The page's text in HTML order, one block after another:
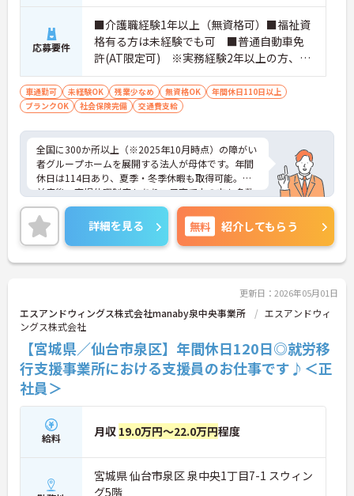
応募要件
■介護職経験1年以上（無資格可）■福祉資
格有る方は未経験でも可 ■普通自動車免
許(AT限定可) ※実務経験2年以上の方、障
がい者福祉に関する経験をお持ちの方大歓
迎
車通勤可 未経験OK 残業少なめ 無資格OK
年間休日110日以上
ブランクOK
社会保険完備 交通費支給
全国に300か所以上（※2025年10月時点）の障がい
者グループホームを展開する法人が母体です。年間
休日は114日あり、夏季・冬季休暇も取得可能。産
前産後・育児休暇制度もあり、子育て中の方も多数
活躍中で、ワークライフバランスを大切にしながら
働ける環境が整っています。研修制度や外部勉強会
の受講支援もあり、スキルアップもしっかりサポー
ト。将来的には管理者やエリアマネージャーへのキ
ャリアアップも目指せます。20代から60代まで幅広
の職場です。介護経験を活かしたい方、福祉の資格
をお持ちの方、安定した法人でキャリアを築きたい
方におすすめです。
★おすすめPOINT★
・生活支援員からスタートし、サービス管理責任者
やエリアマネージャーへと続く明確なステップアッ
プの道筋が用意されています。急成長中の企業であ
るためポストも豊富にあり、専門性を高めながらマ
ネジメント職への挑戦も視野に入れていただけま
す。
業環境に加え、産前産後休暇や育児休暇制度がしっ
かりと整備されています。オンとオフの切り替えを
明確にし、心身ともに充実した状態で長くご活躍い
詳細を見る 無料 紹介してもらう
更新日：2026年05月01日
エスアンドウィングス株式会社manaby泉中央事業所
エスアンドウィ
ングス株式会社
【宮城県／仙台市泉区】年間休日120日◎就労移
行支援事業所における支援員のお仕事です♪＜正
社員＞
給料 月収 19.0万円～22.0万円程度
宮城県 仙台市泉区 泉中央1丁目7-1 スウィン
グ5階